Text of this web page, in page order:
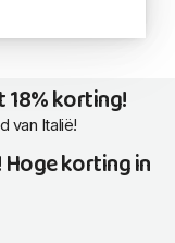
18% korting!
van Italië!
Hoge korting in